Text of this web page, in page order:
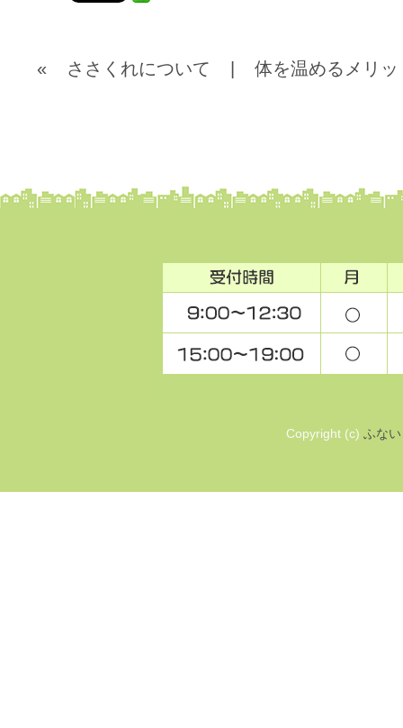
« ささくれについて 体を温めるメリ
Copyright (c) ふな